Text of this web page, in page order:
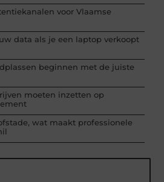
voor Vlaamse
data als je een laptop verkoopt
beginnen met de juiste
moeten inzetten op
wat maakt professionele